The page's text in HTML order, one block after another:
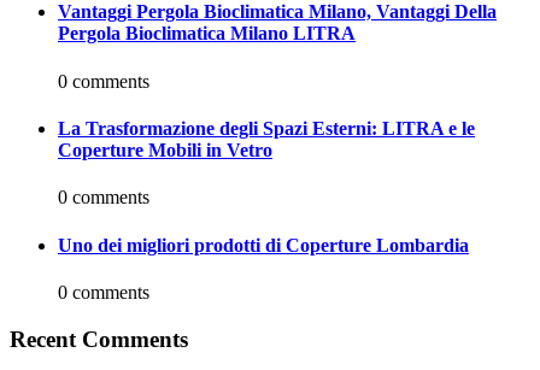
Vantaggi Pergola Bioclimatica Milano, Vantaggi Della
Pergola Bioclimatica Milano LITRA
0 comments
La Trasformazione degli Spazi Esterni: LITRA e le
Coperture Mobili in Vetro
0 comments
Uno dei migliori prodotti di Coperture Lombardia
0 comments
Recent Comments